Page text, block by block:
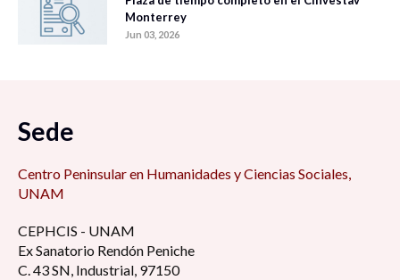
Monterrey
Jun 03, 2026
Sede
Centro Peninsular en Humanidades y Ciencias Sociales,
UNAM
CEPHCIS - UNAM
Ex Sanatorio Rendón Peniche
C. 43 SN, Industrial, 97150